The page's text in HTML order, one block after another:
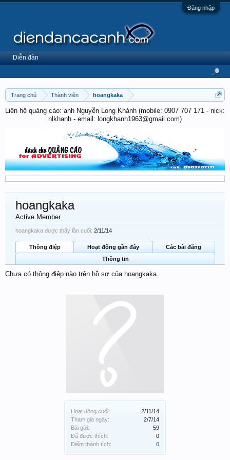
Đăng nhập
Trang chủ Thành viên hoangkaka
Liên hệ quảng cáo: anh Nguyễn Long Khánh (mobile: 0907 707 171 - nick:
nlkhanh - email: longkhanh1963@gmail.com)
Hoạt động cuối:
2/11/14
Tham gia ngày:
2/7/14
Bài gửi:
59
Đã được thích:
0
Điểm thành tích:
0
hoangkaka
Active Member
hoangkaka được thấy lần cuối: 2/11/14
Thông điệp Hoạt động gần đây
Các bài đăng
Thông tin
Chưa có thông điệp nào trên hồ sơ của hoangkaka.
Diễn đàn